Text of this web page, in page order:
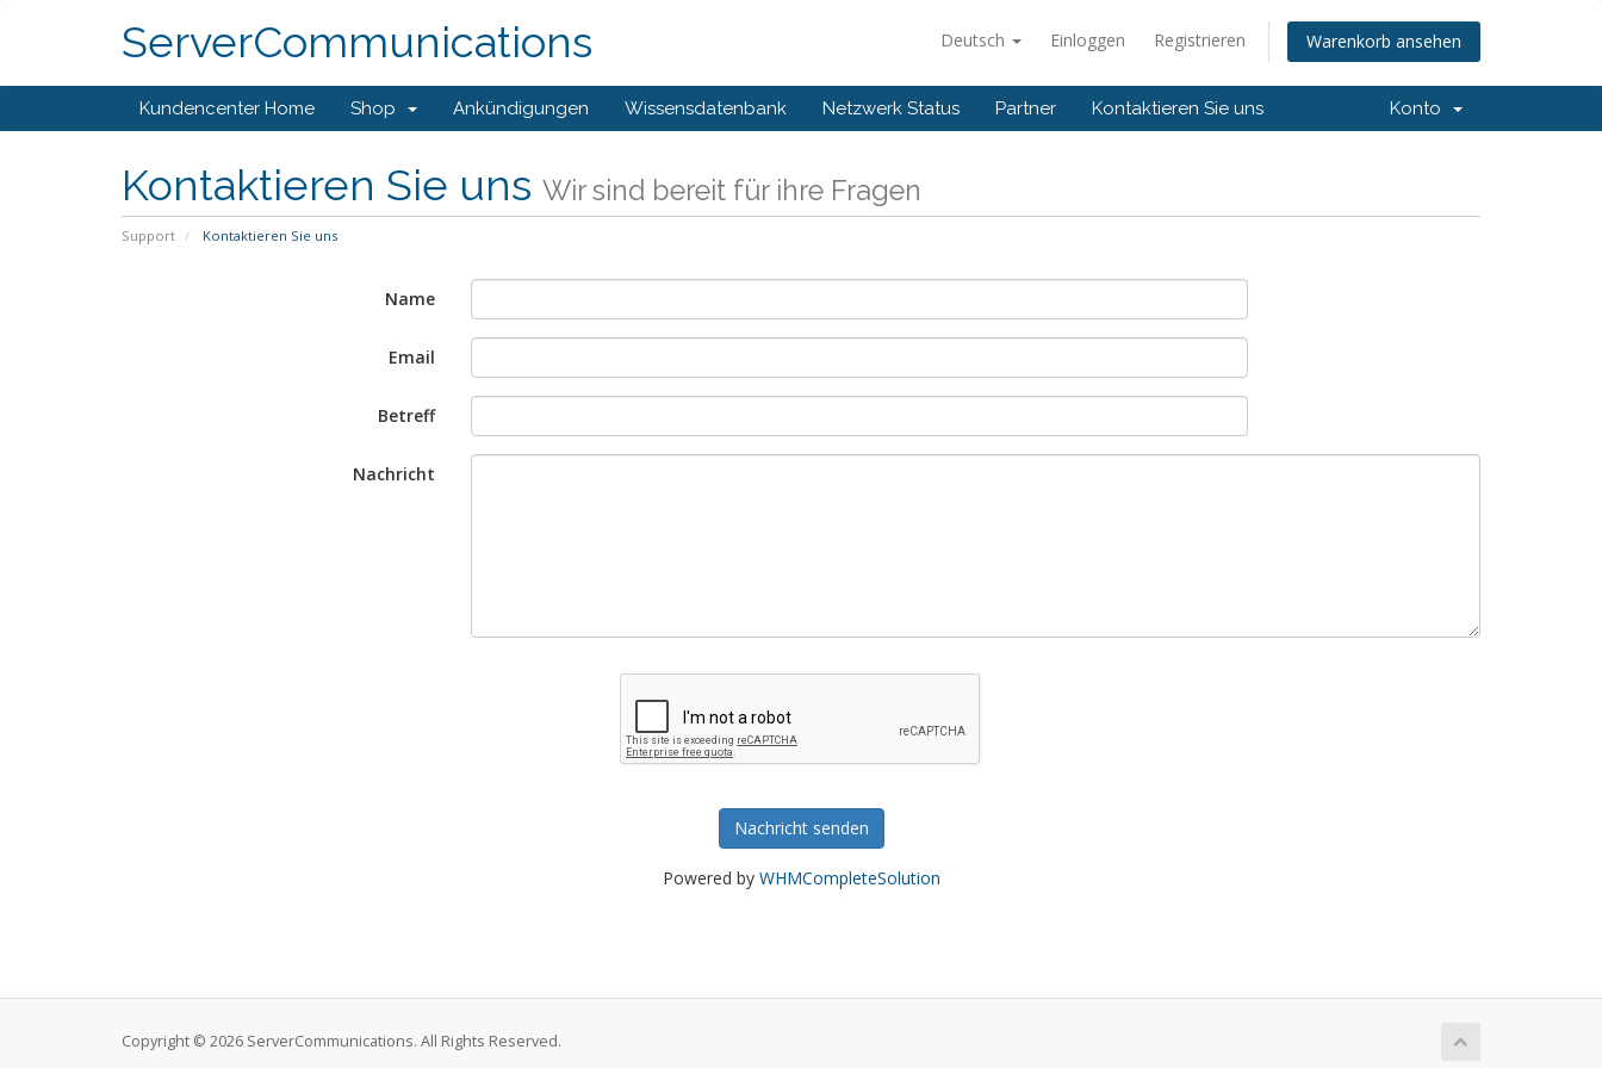
Deutsch Einloggen Registrieren Warenkorb ansehen
ServerCommunications
Kundencenter Home Shop Ankündigungen Wissensdatenbank Netzwerk Status Partner Kontaktieren Sie uns Konto
Kontaktieren Sie uns Wir sind bereit für ihre Fragen
Support Kontaktieren Sie uns
Name
Email
Betreff
Nachricht
Nachricht senden
Powered by WHMCompleteSolution
Copyright © 2026 ServerCommunications. All Rights Reserved.